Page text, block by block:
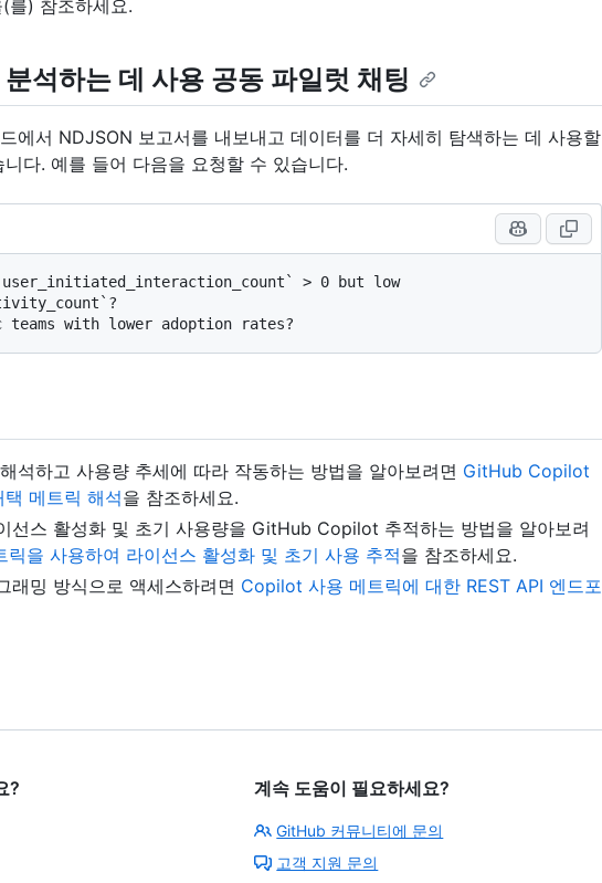
(를) 참조하세요.
석하는 데 사용 공동 파일럿 채팅
에서 NDJSON 보고서를 내보내고 데이터를 더 자세히 탐색하는 데 사용할
다. 예를 들어 다음을 요청할 수 있습니다.
> 0 but low
석하고 사용량 추세에 따라 작동하는 방법을 알아보려면 GitHub Copilot
메트릭 해석을 참조하세요.
선스 활성화 및 초기 사용량을 GitHub Copilot 추적하는 방법을 알아보려
을 사용하여 라이선스 활성화 및 초기 사용 추적을 참조하세요.
래밍 방식으로 액세스하려면 Copilot 사용 메트릭에 대한 REST API 엔드포
? 계속 도움이 필요하세요?
GitHub 커뮤니티에 문의
고객 지원 문의